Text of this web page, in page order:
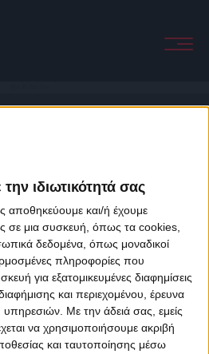
ιδιωτικότητά σας
αποθηκεύουμε και/ή έχουμε
σε μια συσκευή, όπως τα cookies,
δεδομένα, όπως μοναδικοί
πληροφορίες που
για εξατομικευμένες διαφημίσεις
και περιεχομένου, έρευνα
υπηρεσιών. Με την άδειά σας, εμείς
να χρησιμοποιήσουμε ακριβή
και ταυτοποίησης μέσω
Terms & Conditions
Privacy Policy
porcupine colors&Fotis Alexandrou